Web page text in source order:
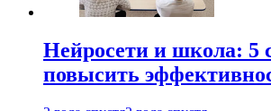
Нейросети и школа: 5
повысить